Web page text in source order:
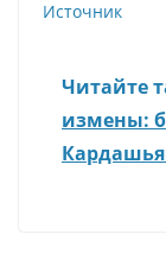
Источник
Читайте
измены: